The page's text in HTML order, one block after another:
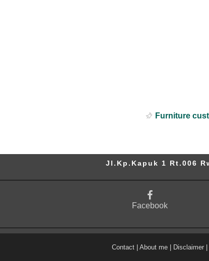
Furniture
Jl.Kp.Kapuk 1 Rt.006
Facebook
Contact About me Disclaimer